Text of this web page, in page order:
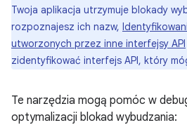
Twoja aplikacja utrzymuje blokady
rozpoznajesz ich nazw,
utworzonych przez inne interfejsy API
zidentyfikować interfejs API, który
Te narzędzia mogą pomóc w
optymalizacji blokad wybudzania: